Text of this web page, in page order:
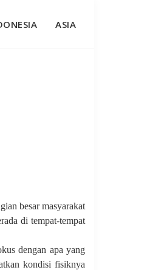
ASIA
besar masyarakat
di tempat-tempat
dengan apa yang
kondisi fisiknya